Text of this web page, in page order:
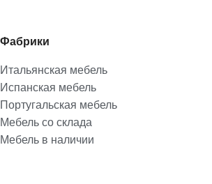
Фабрики
Итальянская мебель
Испанская мебель
Португальская мебель
Мебель со склада
Мебель в наличии